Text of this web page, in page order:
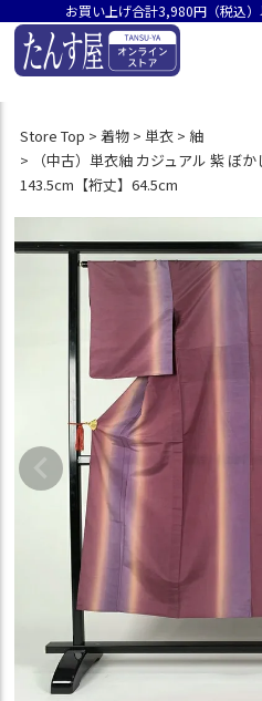
お買い上げ合計3,980円（税込）
Store Top 着物 単衣
紬
（中古）単衣紬 カジュアル 紫 ぼ
143.5cm【裄丈】64.5cm